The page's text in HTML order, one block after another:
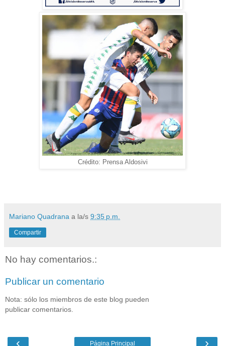
Crédito: Prensa Aldosivi
Mariano Quadrana a la/s 9:35 p.m.
Compartir
No hay comentarios.:
Publicar un comentario
Nota: sólo los miembros de este blog pueden
publicar comentarios.
‹ ›
Página Principal